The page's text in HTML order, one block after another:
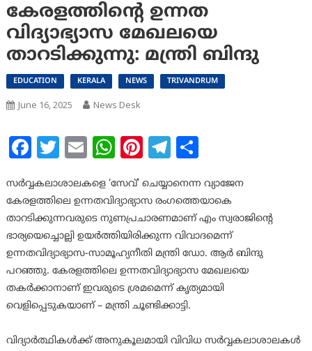
കേരളത്തിന്റെ ഉന്നത
വിദ്യാഭ്യാസ മേഖലയെ
താറടിക്കുന്നു: മന്ത്രി ബിന്ദു
EDUCATION KERALA NEWS TRIVANDRUM
June 16, 2025 News Desk
Facebook
Twitter
EmailWhatsApp
Pinterest
Telegram
Share
സർവ്വകലാശാലകളെ ‘സേവ്’ ചെയ്യാനെന്ന വ്യാജേന
കേരളത്തിലെ ഉന്നതവിദ്യാഭ്യാസ രംഗത്തെയാകെ
താറടിക്കുന്നവരുടെ നുണപ്രചാരണമാണ് എം സ്വരാജിൻ്റെ
ഭാര്യയെച്ചൊല്ലി ഉയർത്തിയിരിക്കുന്ന വിവാദമെന്ന്
ഉന്നതവിദ്യാഭ്യാസ-സാമൂഹ്യനീതി മന്ത്രി ഡോ. ആർ ബിന്ദു
പറഞ്ഞു. കേരളത്തിലെ ഉന്നതവിദ്യാഭ്യാസ മേഖലയെ
തകർക്കാനാണ് ഇവരുടെ ശ്രമമെന്ന് കൃത്യമായി
വെളിപ്പെടുകയാണ് – മന്ത്രി ചൂണ്ടിക്കാട്ടി.
വിദ്യാർത്ഥികൾക്ക് അനുകൂലമായി വിവിധ സർവ്വകലാശാലകൾ